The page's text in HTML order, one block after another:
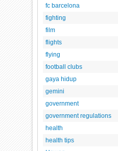
fc barcelona
fighting
film
flights
flying
football clubs
gaya hidup
gemini
government
government regulations
health
health tips